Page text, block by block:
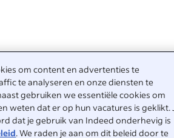
om content en advertenties te
te analyseren en onze diensten te
gebruiken we essentiële cookies om
weten dat er op hun vacatures is geklikt.
dat je gebruik van Indeed onderhevig is
. We raden je aan om dit beleid door te